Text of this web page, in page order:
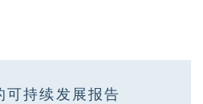
可持续发展报告